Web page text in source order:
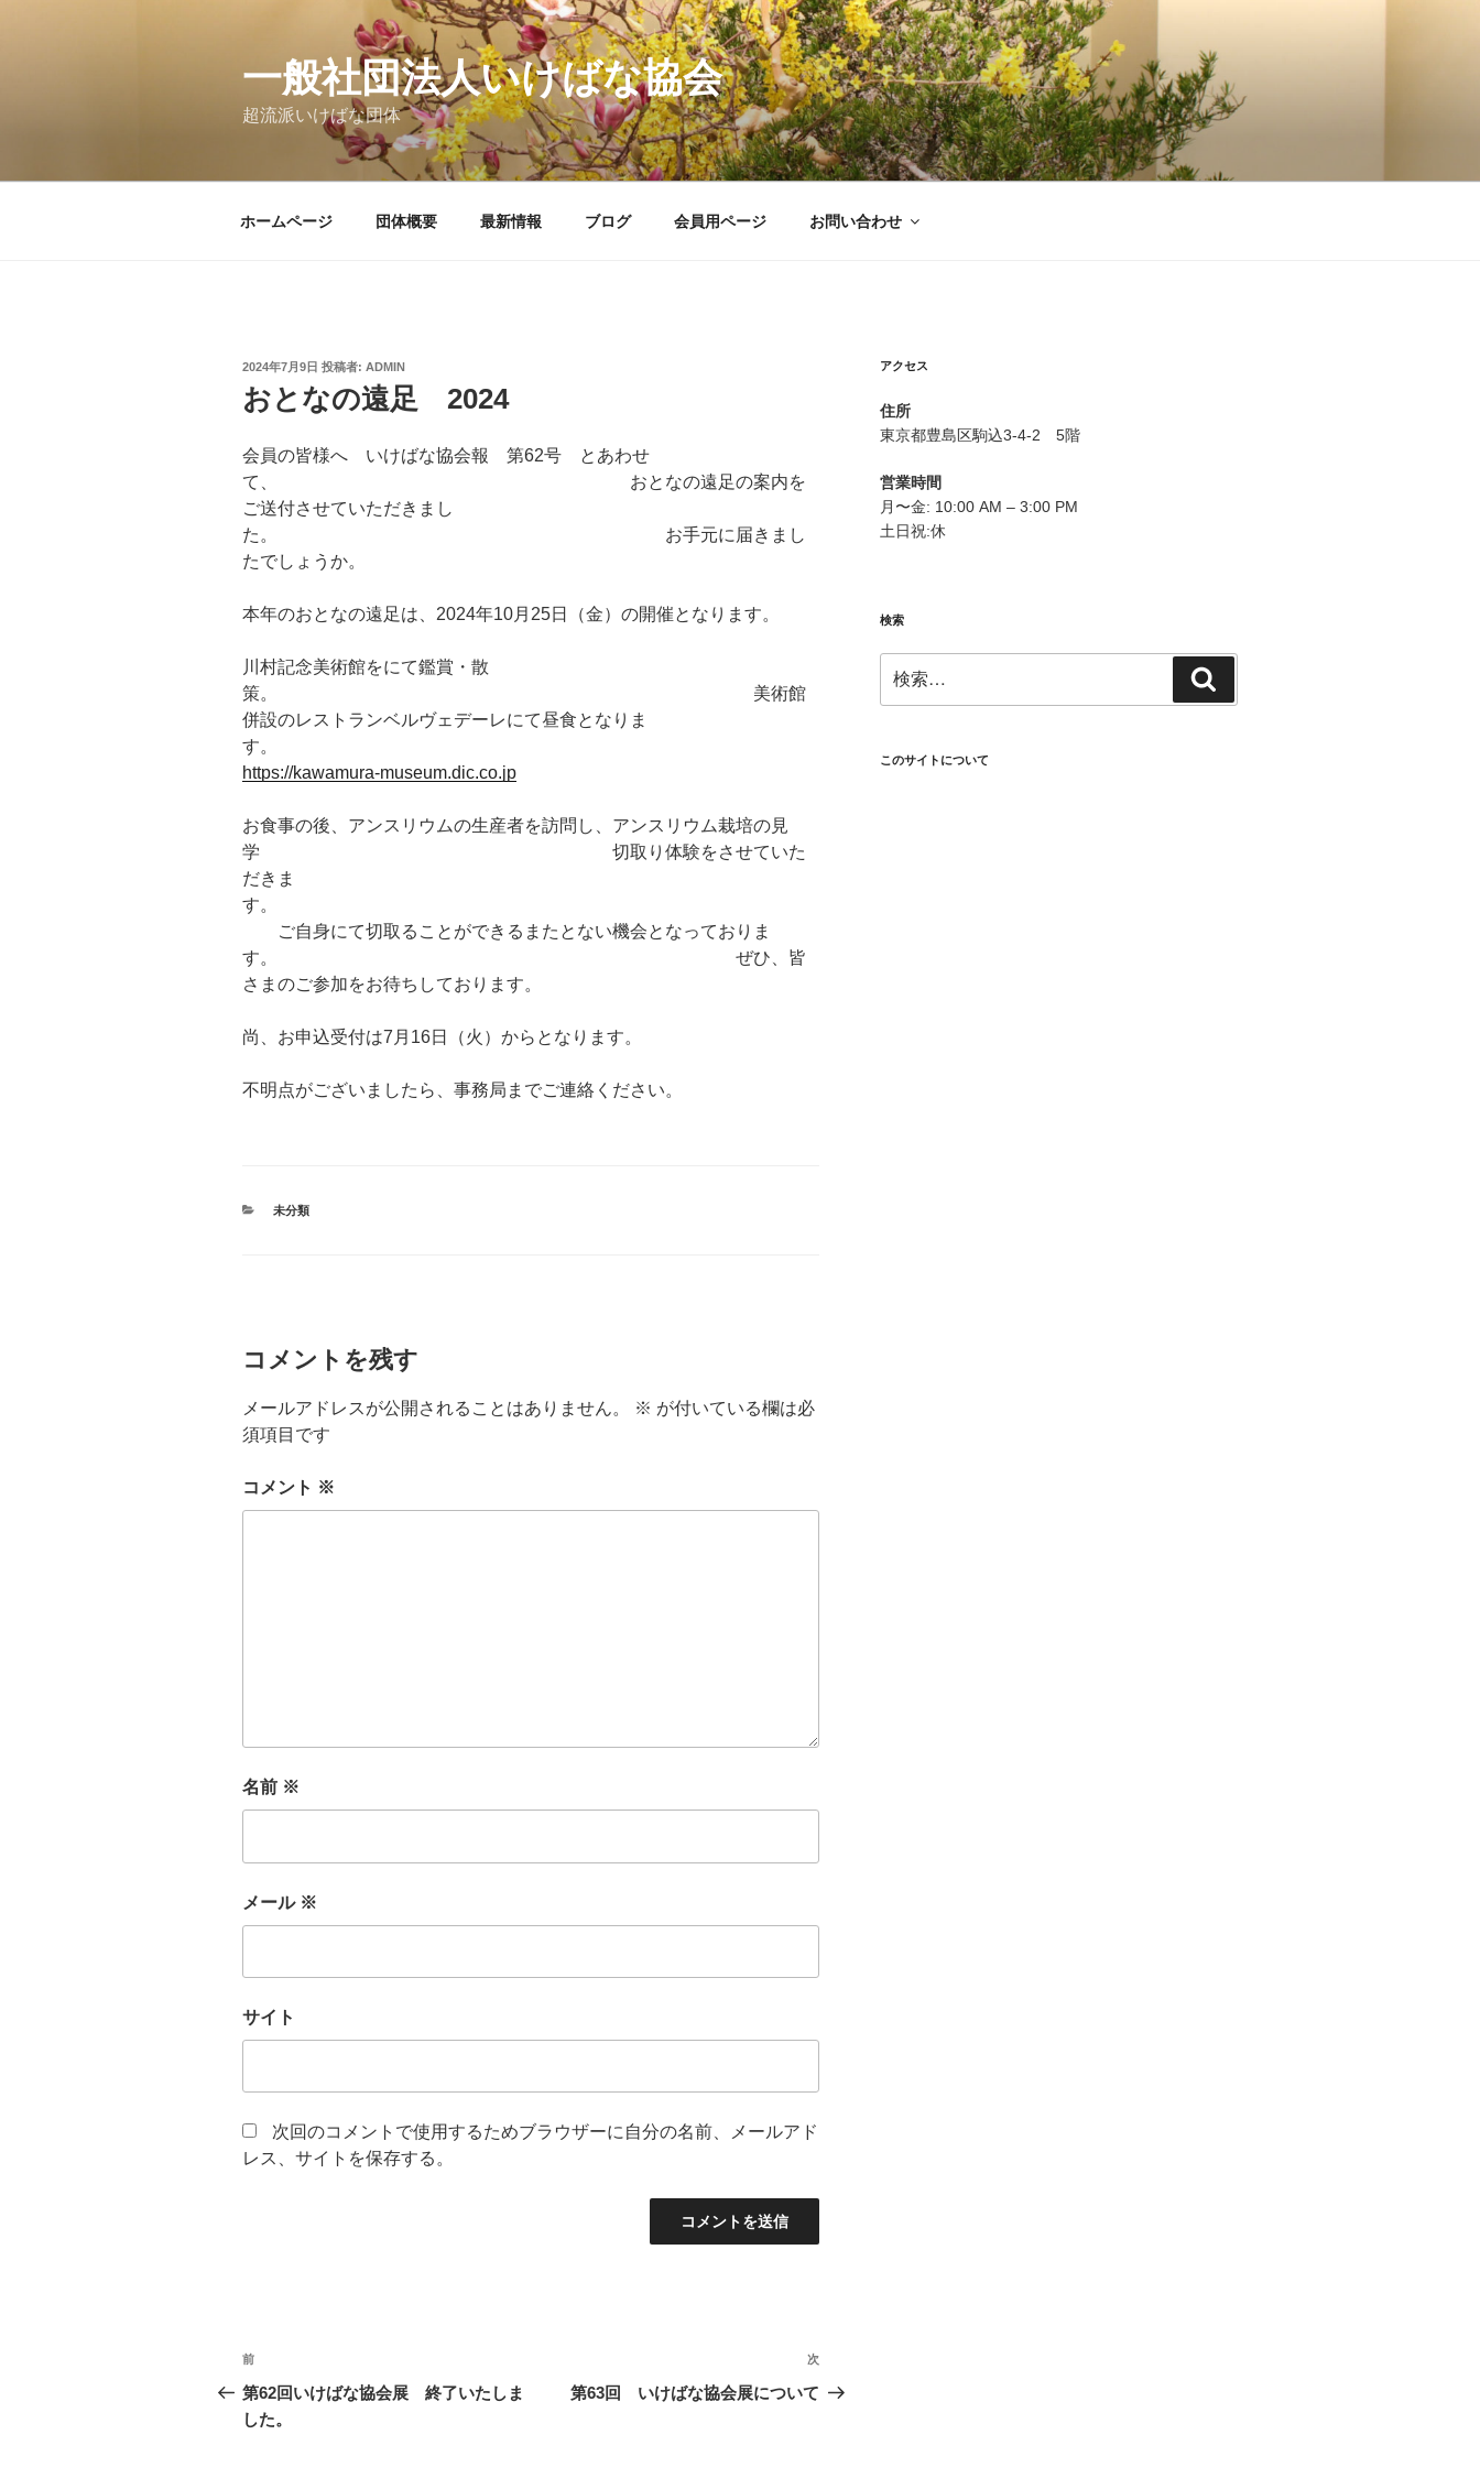
一般社団法人いけばな協会
超流派いけばな団体
ホームページ 団体概要 最新情報 ブログ 会員用ページ お問い合わせ
投
日:
2024年7月9日 投稿者: ADMIN
おとなの遠足 2024
会員の皆様へ いけばな協会報 第62号 とあわせ
て、 おとなの遠足の案内を
ご送付させていただきまし
た。 お手元に届きまし
たでしょうか。
本年のおとなの遠足は、2024年10月25日（金）の開催となります。
川村記念美術館をにて鑑賞・散
策。 美術館
併設のレストランベルヴェデーレにて昼食となりま
す。
https://kawamura-museum.dic.co.jp
お食事の後、アンスリウムの生産者を訪問し、アンスリウム栽培の見
学 切取り体験をさせていた
だきま
す。
ご自身にて切取ることができるまたとない機会となっておりま
す。 ぜひ、皆
さまのご参加をお待ちしております。
尚、お申込受付は7月16日（火）からとなります。
不明点がございましたら、事務局までご連絡ください。
カ
未分類
コメントを残す
メールアドレスが公開されることはありません。 ※ が付いている欄は必
須項目です
コメント ※
名前 ※
メール ※
サイト
次回のコメントで使用するためブラウザーに自分の名前、メールアド
レス、サイトを保存する。
投
稿
ナ
前
の
投
前
第62回いけばな協会展 終了いたしま
した。
次
の
次
第63回 いけばな協会展について
アクセス
住所
東京都豊島区駒込3-4-2 5階
営業時間
月〜金: 10:00 AM – 3:00 PM
土日祝:休
検索
索:
索
このサイトについて